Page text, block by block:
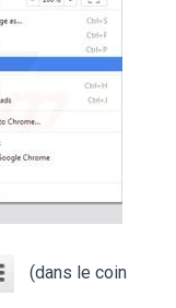
(dans le coin